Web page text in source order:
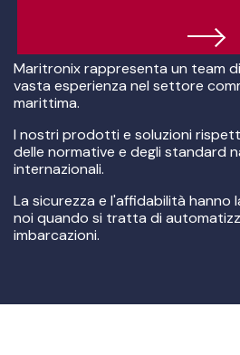
Maritronix rappresenta un team
vasta esperienza nel settore
marittima.
I nostri prodotti e soluzioni
delle normative e degli standard
internazionali.
La sicurezza e l'affidabilità hanno
noi quando si tratta di
imbarcazioni.